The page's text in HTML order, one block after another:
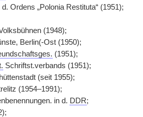
Ordens „Polonia Restituta“ (1951);
(1948);
Berlin(-Ost (1950);
(1951);
Schriftst.verbands (1951);
(seit 1955);
(1954–1991);
in d. DDR;